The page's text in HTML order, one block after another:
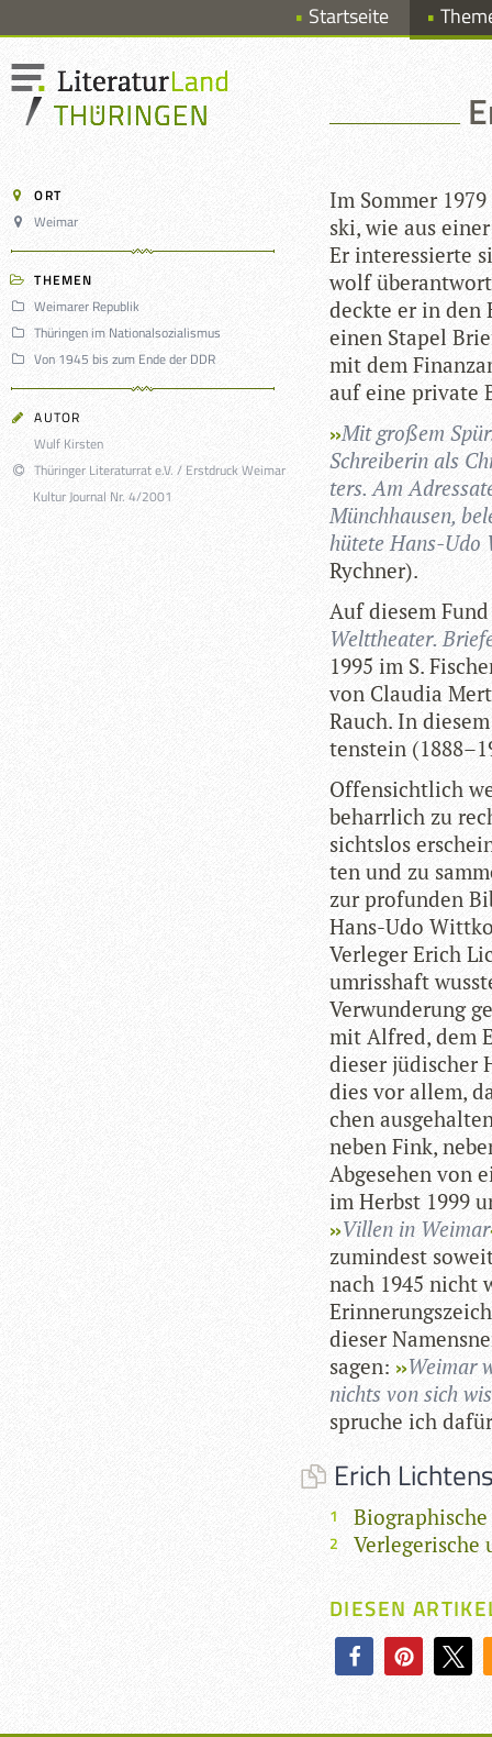
Startseite
ORT
Weimar
THEMEN
Weimarer Republik
Thüringen im Nationalsozialismus
Von 1945 bis zum Ende der DDR
AUTOR
Wulf Kirsten
Thüringer Literaturrat e.V. / Erstdruck Weimar
Kultur Journal Nr. 4/2001
Im Som­mer
ski, wie aus
Er inter­es­sierte
wolf
deckte er in den
einen Sta­pel
mit dem
auf eine pri­vate
Mit gro­ßem
Schrei­be­rin als
ters. Am
Münch­hau­sen,
hütete Hans-Udo
Rychner).
Auf die­sem
Welt­thea­ter.
1995 im S.
von Clau­dia
Rauch. In
ten­stein
Offen­sicht­lich
beharr­lich zu
sichts­los
ten und zu
zur pro­fun­den
Hans-Udo
Ver­le­ger Erich
umriss­haft
Ver­wun­de­rung
mit Alfred, dem
die­ser jüdi­scher
dies vor allem,
chen
neben Fink,
Abge­se­hen von
im Herbst 1999
Vil­len in Wei­mar
zumin­dest
nach 1945 nicht
die­ser
sagen:
Wei­mar
nichts von sich
spru­che ich
Erich
DIESEN